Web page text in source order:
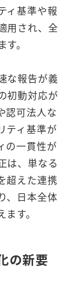
ィ基準や報
用され、全
。
な報告が義
初動対応が
認可法人な
ティ基準が
の一貫性が
は、単なる
超えた連携
、日本全体
す。
の新要